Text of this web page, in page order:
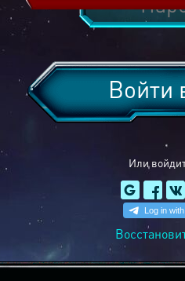
Или
Войти